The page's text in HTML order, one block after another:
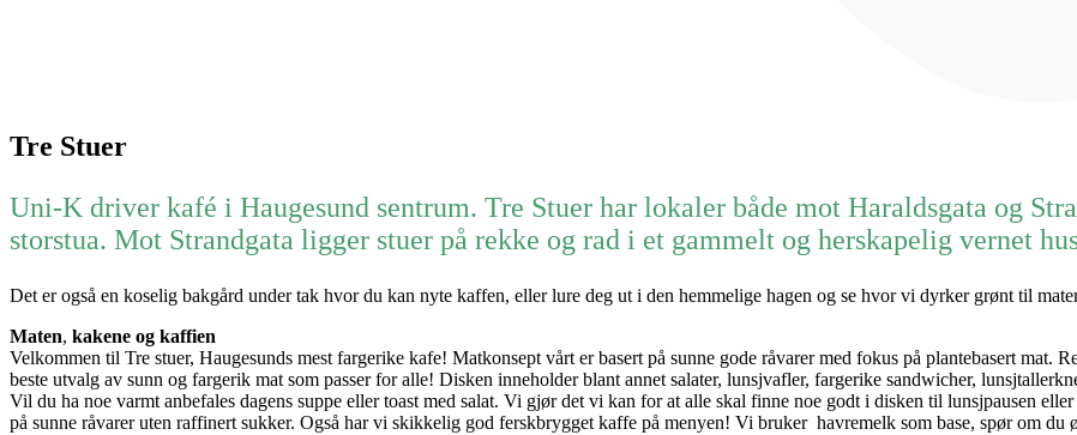
Tre Stuer
Uni-K driver kafé i Haugesund sentrum. Tre Stuer har lokaler både mot Haraldsgata og
storstua. Mot Strandgata ligger stuer på rekke og rad i et gammelt og herskapelig vernet
Det er også en koselig bakgård under tak hvor du kan nyte kaffen, eller lure deg ut i den hemmelige hagen og se hvor vi dyrker grønt til
Maten, kakene og kaffien
Velkommen til Tre stuer, Haugesunds mest fargerike kafe! Matkonsept vårt er basert på sunne gode råvarer med fokus på plantebasert mat.
beste utvalg av sunn og fargerik mat som passer for alle! Disken inneholder blant annet salater, lunsjvafler, fargerike sandwicher,
Vil du ha noe varmt anbefales dagens suppe eller toast med salat. Vi gjør det vi kan for at alle skal finne noe godt i disken til lunsjpausen
på sunne råvarer uten raffinert sukker. Også har vi skikkelig god ferskbrygget kaffe på menyen! Vi bruker havremelk som base, spør om du